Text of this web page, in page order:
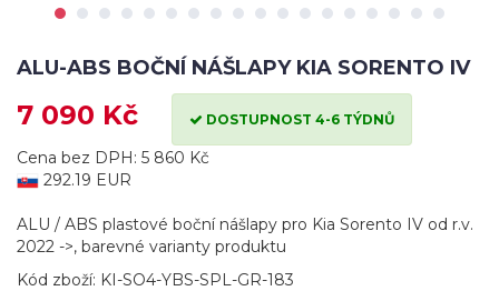
ALU-ABS BOČNÍ NÁŠLAPY KIA SORENTO IV
7 090 Kč DOSTUPNOST 4-6 TÝDNŮ
Cena bez DPH: 5 860 Kč
292.19 EUR
ALU / ABS plastové boční nášlapy pro Kia Sorento IV od r.v.
2022 ->, barevné varianty produktu
Kód zboží: KI-SO4-YBS-SPL-GR-183